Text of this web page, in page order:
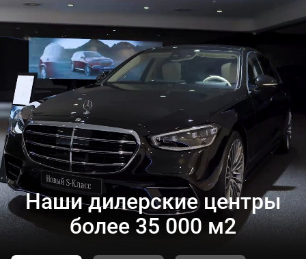
Наши дилерские центры
более 35 000 м2